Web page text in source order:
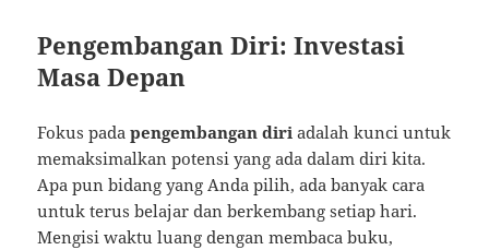
Pengembangan Diri: Investasi
Masa Depan
Fokus padapengembangan diri adalah kunci untuk
memaksimalkan potensi yang ada dalam diri kita.
Apa pun bidang yang Anda pilih, ada banyak cara
untuk terus belajar dan berkembang setiap hari.
Mengisi waktu luang dengan membaca buku,